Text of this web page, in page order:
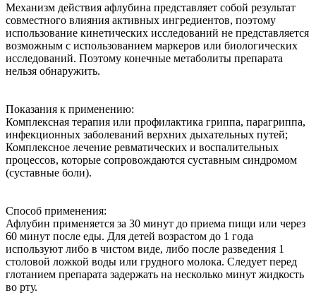
Механизм действия афлубина представляет собой результат
совместного влияния активных ингредиентов, поэтому
использование кинетических исследований не представляется
возможным с использованием маркеров или биологических
исследований. Поэтому конечные метаболиты препарата
нельзя обнаружить.
Показания к применению:
Комплексная терапия или профилактика гриппа, парагриппа,
инфекционных заболеваний верхних дыхательных путей;
Комплексное лечение ревматических и воспалительных
процессов, которые сопровождаются суставным синдромом
(суставные боли).
Способ применения:
Афлубин применяется за 30 минут до приема пищи или через
60 минут после еды. Для детей возрастом до 1 года
используют либо в чистом виде, либо после разведения 1
столовой ложкой воды или грудного молока. Следует перед
глотанием препарата задержать на несколько минут жидкость
во рту.